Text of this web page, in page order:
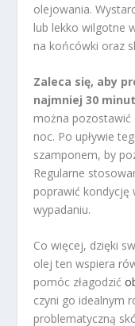
olejowania.
lub lekko wilgotne
na końcówki oraz
Zaleca się, aby
najmniej 30
można pozostawić
noc. Po upływie
szamponem, by
Regularne
poprawić kondycję
wypadaniu.
Co więcej, dzięki
olej ten wspiera
pomóc złagodzić
czyni go idealnym
problematyczną